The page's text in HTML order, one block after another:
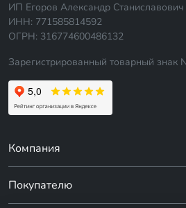
ИП Егоров Александр Станиславович
ИНН: 771585814592
ОГРН: 316774600486132
Зарегистрированный товарный знак
Компания
Покупателю